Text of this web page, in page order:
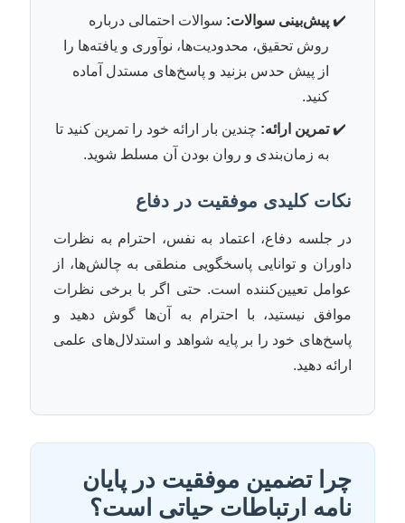
پیش‌بینی سوالات: سوالات احتمالی درباره
روش تحقیق، محدودیت‌ها، نوآوری و یافته‌ها را
از پیش حدس بزنید و پاسخ‌های مستدل آماده
کنید.
تمرین ارائه: چندین بار ارائه خود را تمرین کنید تا
به زمان‌بندی و روان بودن آن مسلط شوید.
نکات کلیدی موفقیت در دفاع
در جلسه دفاع، اعتماد به نفس، احترام به نظرات
داوران و توانایی پاسخگویی منطقی به چالش‌ها، از
عوامل تعیین‌کننده است. حتی اگر با برخی نظرات
موافق نیستید، با احترام به آن‌ها گوش دهید و
پاسخ‌های خود را بر پایه شواهد و استدلال‌های علمی
ارائه دهید.
چرا تضمین موفقیت در پایان
نامه ارتباطات حیاتی است؟